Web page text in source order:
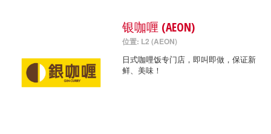
银咖喱 (AEON)
位置: L2 (AEON)
日式咖哩饭专门店，即叫即做，保证新
鲜、美味！